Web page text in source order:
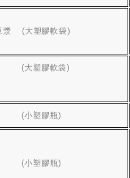
漿 (大塑膠軟袋 )
漿 (大塑膠軟袋 )
(小塑膠瓶)
(小塑膠瓶)